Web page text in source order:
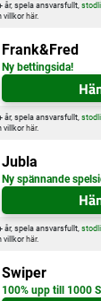
år, spela ansvarsfullt,
villkor här.
Frank&Fred
Ny bettingsida!
år, spela ansvarsfullt,
villkor här.
Jubla
Ny spännande
år, spela ansvarsfullt,
villkor här.
Swiper
100% upp till 1000